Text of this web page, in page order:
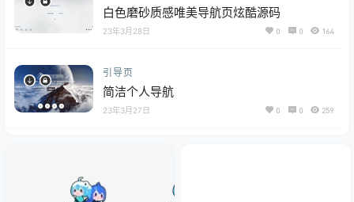
白色磨砂质感唯美导航页炫酷源码
23年3月28日 0 0 164
引导页
简洁个人导航
23年3月27日 0 0 259